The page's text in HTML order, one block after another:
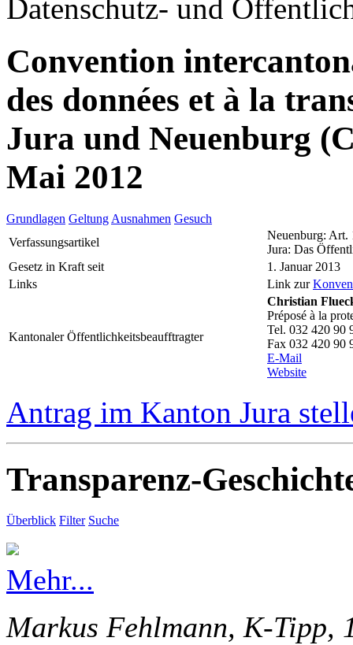
Datenschutz- und
Convention
des données et à la
Jura und Neuenburg
Mai 2012
Grundlagen Geltung Ausnahmen Gesuch
Verfassungsartikel
Neuenburg: Art.
Jura: Das
Gesetz in Kraft seit
1. Januar 2013
Links
Link zur
Kantonaler Öffentlichkeitsbeaufftragter
Christian
Préposé à la
Tel. 032 420 90
Fax 032 420 90
E-Mail
Website
Antrag im Kanton Jura
Transparenz-
Überblick Filter Suche
Mehr...
Markus Fehlmann, K-Tipp,